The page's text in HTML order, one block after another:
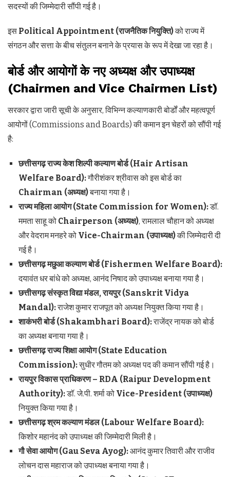
सदस्यों की जिम्मेदारी सौंपी गई है।
इस Political Appointment (राजनैतिक नियुक्ति)को राज्य में
संगठन और सत्ता के बीच संतुलन बनाने के प्रयास के रूप में देखा जा रहा है।
बोर्ड और आयोगों के नए अध्यक्ष और उपाध्यक्ष
(Chairmen and Vice Chairmen List)
सरकार द्वारा जारी सूची के अनुसार, विभिन्न कल्याणकारी बोर्डों और महत्वपूर्ण
आयोगों (Commissions and Boards) की कमान इन चेहरों को सौंपी गई
है:
छत्तीसगढ़ राज्य केश शिल्पी कल्याण बोर्ड (Hair Artisan
Welfare Board):गौरीशंकर श्रीवास को इस बोर्ड का
Chairman (अध्यक्ष)बनाया गया है।
राज्य महिला आयोग (State Commission for Women):डॉ.
ममता साहू को Chairperson (अध्यक्ष), रामलाल चौहान को अध्यक्ष
और वेदराम मनहरे को Vice-Chairman (उपाध्यक्ष)की जिम्मेदारी दी
गई है।
छत्तीसगढ़ मछुआ कल्याण बोर्ड (Fishermen Welfare Board):
दयावंत धर बांधे को अध्यक्ष, आनंद निषाद को उपाध्यक्ष बनाया गया है।
छत्तीसगढ़ संस्कृत विद्या मंडल,रायपुर (Sanskrit Vidya
Mandal):राजेश कुमार राजपूत को अध्यक्ष नियुक्त किया गया है।
शाकंभरी बोर्ड (Shakambhari Board):राजेंद्र नायक को बोर्ड
का अध्यक्ष बनाया गया है।
छत्तीसगढ़ राज्य शिक्षा आयोग (State Education
Commission):सुधीर गौतम को अध्यक्ष पद की कमान सौंपी गई है।
रायपुर विकास प्राधिकरण – RDA (Raipur Development
Authority):डॉ. जे.पी. शर्मा को Vice-President (उपाध्यक्ष)
नियुक्त किया गया है।
छत्तीसगढ़ श्रम कल्याण मंडल (Labour Welfare Board):
किशोर महानंद को उपाध्यक्ष की जिम्मेदारी मिली है।
गौ सेवा आयोग (Gau Seva Ayog):आनंद कुमार तिवारी और राजीव
लोचन दास महाराज को उपाध्यक्ष बनाया गया है।